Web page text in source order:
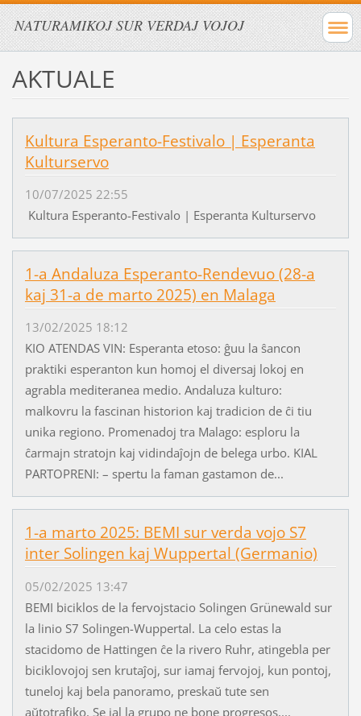
NATURAMIKOJ SUR VERDAJ VOJOJ
AKTUALE
Kultura Esperanto-Festivalo | Esperanta
Kulturservo
10/07/2025 22:55
Kultura Esperanto-Festivalo | Esperanta Kulturservo
1-a Andaluza Esperanto-Rendevuo (28-a
kaj 31-a de marto 2025) en Malaga
13/02/2025 18:12
KIO ATENDAS VIN: Esperanta etoso: ĝuu la ŝancon
praktiki esperanton kun homoj el diversaj lokoj en
agrabla mediteranea medio. Andaluza kulturo:
malkovru la fascinan historion kaj tradicion de ĉi tiu
unika regiono. Promenadoj tra Malago: esploru la
ĉarmajn stratojn kaj vidindaĵojn de belega urbo. KIAL
PARTOPRENI: – spertu la faman gastamon de...
1-a marto 2025: BEMI sur verda vojo S7
inter Solingen kaj Wuppertal (Germanio)
05/02/2025 13:47
BEMI biciklos de la fervojstacio Solingen Grünewald sur
la linio S7 Solingen-Wuppertal. La celo estas la
stacidomo de Hattingen ĉe la rivero Ruhr, atingebla per
biciklovojoj sen krutaĵoj, sur iamaj fervojoj, kun pontoj,
tuneloj kaj bela panoramo, preskaŭ tute sen
aŭtotrafiko. Se ial la grupo ne bone progresos,...